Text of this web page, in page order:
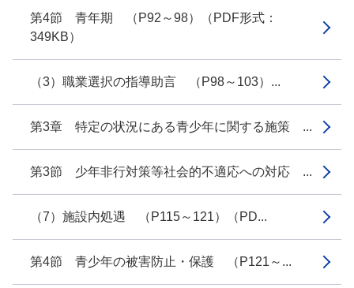
第4節 青年期 （P92～98）（PDF形式：
349KB）
（3）職業選択の指導助言 （P98～103）...
第3章 特定の状況にある青少年に関する施策 ...
第3節 少年非行対策等社会的不適応への対応 ...
（7）施設内処遇 （P115～121）（PD...
第4節 青少年の被害防止・保護 （P121～...